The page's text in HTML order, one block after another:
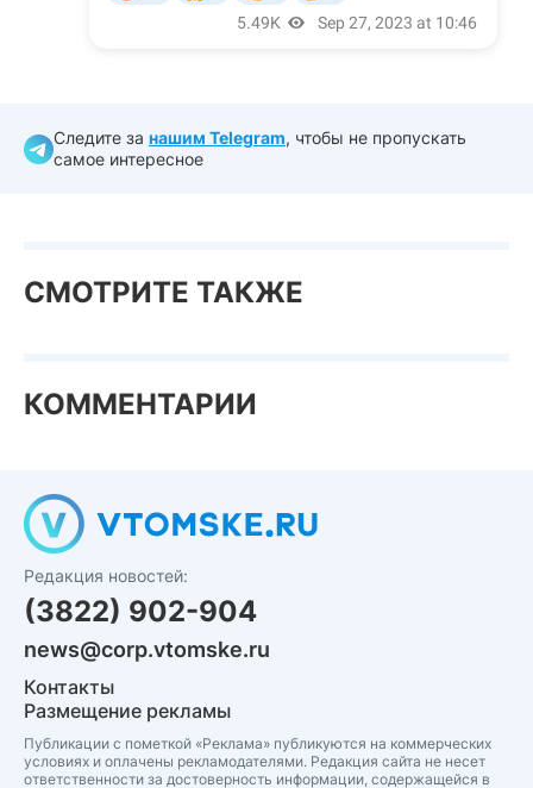
Следите за нашим Telegram, чтобы не пропускать
самое интересное
СМОТРИТЕ ТАКЖЕ
КОММЕНТАРИИ
Редакция новостей:
(3822) 902-904
news@corp.vtomske.ru
Контакты
Размещение рекламы
Публикации с пометкой «Реклама» публикуются на коммерческих
условиях и оплачены рекламодателями. Редакция сайта не несет
ответственности за достоверность информации, содержащейся в